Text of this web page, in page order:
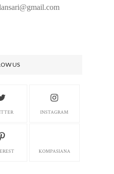
US
INSTAGRAM
KOMPASIANA